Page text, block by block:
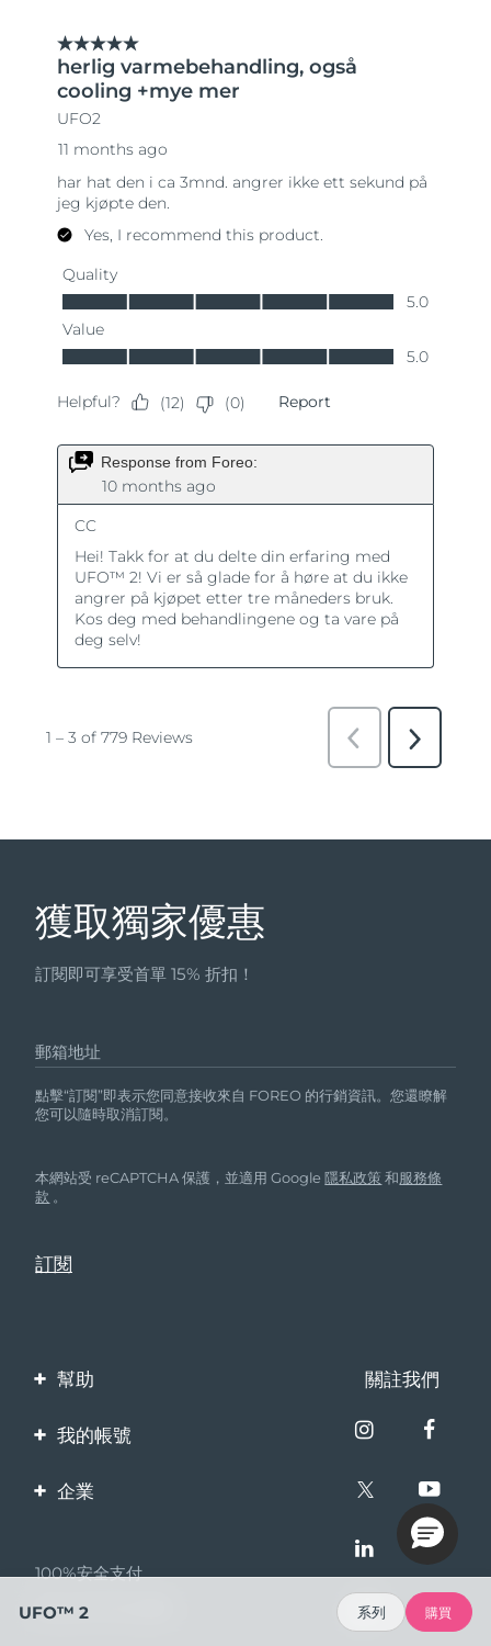
獲取獨家優惠
訂閱即可享受首單 15% 折扣！
郵箱地址
點擊“訂閱”即表示您同意接收來自 FOREO 的行銷資訊。您還瞭解
您可以隨時取消訂閱。
本網站受 reCAPTCHA 保護，並適用 Google隱私政策 和服務條
款 。
幫助
聯繫我們
保修與退換貨
關註我們
我的帳號
產品註冊
企業
夥伴計畫
聯盟新聞
100%安全支付
Bazaarvoice口碑
UFO™ 2 系列 購買